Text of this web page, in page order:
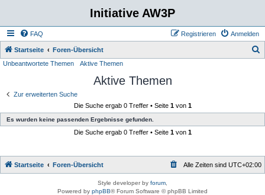
Initiative AW3P
FAQ Anmelden
Registrieren
Startseite Foren-Übersicht
Unbeantwortete Themen Aktive Themen
Aktive Themen
Zur erweiterten Suche
Die Suche ergab 0 Treffer • Seite 1von 1
Es wurden keine passenden Ergebnisse gefunden.
Die Suche ergab 0 Treffer • Seite 1von 1
Startseite Foren-Übersicht Alle Zeiten sind UTC+02:00
Style developer by forum
Powered by phpBB® Forum Software © phpBB Limited